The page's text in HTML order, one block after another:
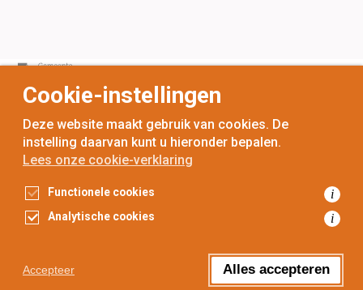
voorinwoners,metgemeenten
Toegankelijkheidsverklaring
Gegevensbescherming
Cookie-instellingen
Deze website maakt gebruik van cookies. De
instelling daarvan kunt u hieronder bepalen.
Lees onze cookie-verklaring
Functionele cookies i
Analytische cookies i
Accepteer Alles accepteren